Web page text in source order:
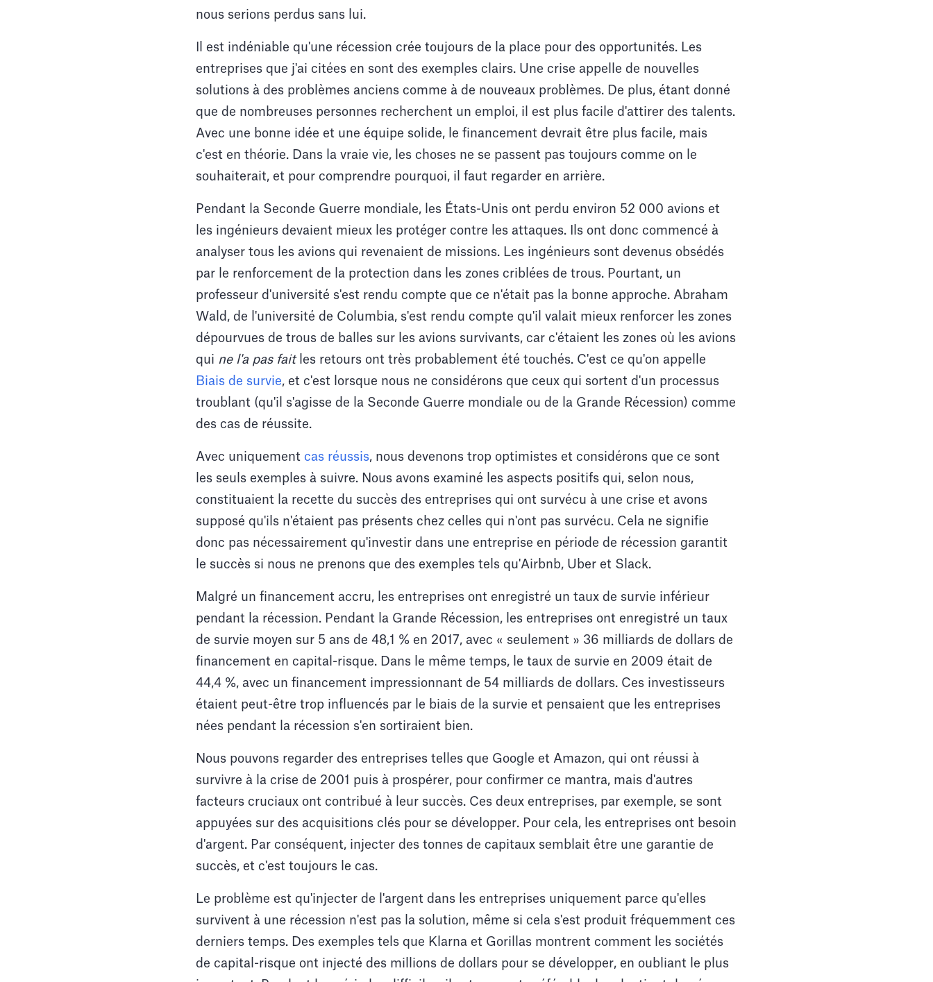
nous serions perdus sans lui.
Il est indéniable qu'une récession crée toujours de la place pour des opportunités. Les
entreprises que j'ai citées en sont des exemples clairs. Une crise appelle de nouvelles
solutions à des problèmes anciens comme à de nouveaux problèmes. De plus, étant donné
que de nombreuses personnes recherchent un emploi, il est plus facile d'attirer des talents.
Avec une bonne idée et une équipe solide, le financement devrait être plus facile, mais
c'est en théorie. Dans la vraie vie, les choses ne se passent pas toujours comme on le
souhaiterait, et pour comprendre pourquoi, il faut regarder en arrière.
Pendant la Seconde Guerre mondiale, les États-Unis ont perdu environ 52 000 avions et
les ingénieurs devaient mieux les protéger contre les attaques. Ils ont donc commencé à
analyser tous les avions qui revenaient de missions. Les ingénieurs sont devenus obsédés
par le renforcement de la protection dans les zones criblées de trous. Pourtant, un
professeur d'université s'est rendu compte que ce n'était pas la bonne approche. Abraham
Wald, de l'université de Columbia, s'est rendu compte qu'il valait mieux renforcer les zones
dépourvues de trous de balles sur les avions survivants, car c'étaient les zones où les avions
qui ne l'a pas fait les retours ont très probablement été touchés. C'est ce qu'on appelle
Biais de survie, et c'est lorsque nous ne considérons que ceux qui sortent d'un processus
troublant (qu'il s'agisse de la Seconde Guerre mondiale ou de la Grande Récession) comme
des cas de réussite.
Avec uniquement cas réussis, nous devenons trop optimistes et considérons que ce sont
les seuls exemples à suivre. Nous avons examiné les aspects positifs qui, selon nous,
constituaient la recette du succès des entreprises qui ont survécu à une crise et avons
supposé qu'ils n'étaient pas présents chez celles qui n'ont pas survécu. Cela ne signifie
donc pas nécessairement qu'investir dans une entreprise en période de récession garantit
le succès si nous ne prenons que des exemples tels qu'Airbnb, Uber et Slack.
Malgré un financement accru, les entreprises ont enregistré un taux de survie inférieur
pendant la récession. Pendant la Grande Récession, les entreprises ont enregistré un taux
de survie moyen sur 5 ans de 48,1 % en 2017, avec « seulement » 36 milliards de dollars de
financement en capital-risque. Dans le même temps, le taux de survie en 2009 était de
44,4 %, avec un financement impressionnant de 54 milliards de dollars. Ces investisseurs
étaient peut-être trop influencés par le biais de la survie et pensaient que les entreprises
nées pendant la récession s'en sortiraient bien.
Nous pouvons regarder des entreprises telles que Google et Amazon, qui ont réussi à
survivre à la crise de 2001 puis à prospérer, pour confirmer ce mantra, mais d'autres
facteurs cruciaux ont contribué à leur succès. Ces deux entreprises, par exemple, se sont
appuyées sur des acquisitions clés pour se développer. Pour cela, les entreprises ont besoin
d'argent. Par conséquent, injecter des tonnes de capitaux semblait être une garantie de
succès, et c'est toujours le cas.
Le problème est qu'injecter de l'argent dans les entreprises uniquement parce qu'elles
survivent à une récession n'est pas la solution, même si cela s'est produit fréquemment ces
derniers temps. Des exemples tels que Klarna et Gorillas montrent comment les sociétés
de capital-risque ont injecté des millions de dollars pour se développer, en oubliant le plus